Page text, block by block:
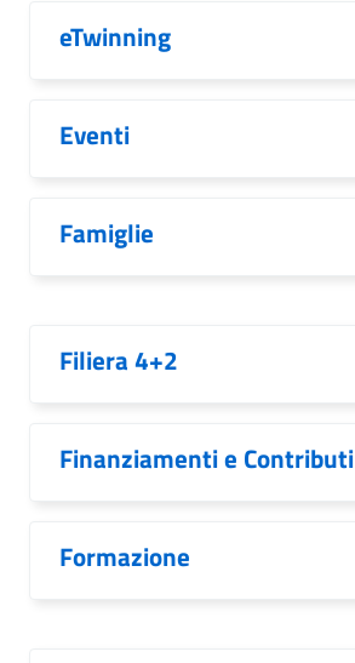
eTwinning
Eventi
Famiglie
Filiera 4+2
Finanziamenti e Contributi
Formazione